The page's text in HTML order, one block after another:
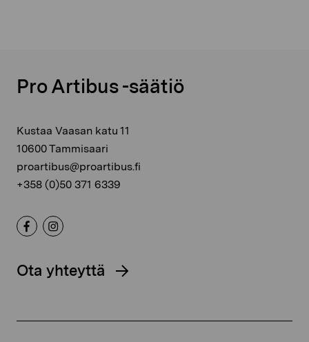
Pro Artibus -säätiö
Kustaa Vaasan katu 11
10600 Tammisaari
proartibus@proartibus.fi
+358 (0)50 371 6339
Ota yhteyttä